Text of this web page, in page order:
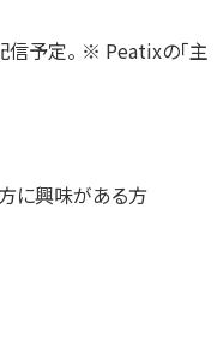
信予定。 ※ Peatixの「主
方に興味がある方